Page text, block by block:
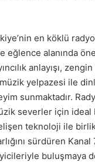
en köklü
eğlence alanında
anlayışı,
yelpazesi ile
sunmaktadır.
severler için ideal
teknoloji ile
sürdüren Kanal
buluşmaya